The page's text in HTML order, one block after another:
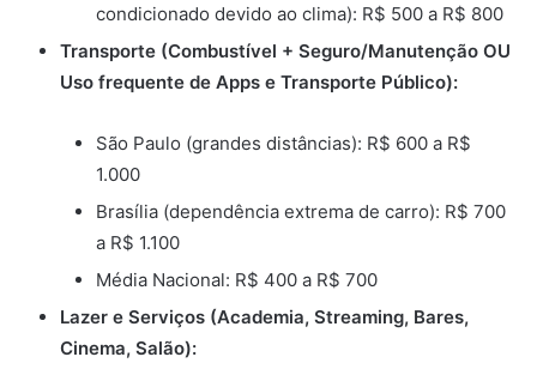
condicionado devido ao clima): R$ 500 a R$ 800
Transporte (Combustível + Seguro/Manutenção OU
Uso frequente de Apps e Transporte Público):
São Paulo (grandes distâncias): R$ 600 a R$
1.000
Brasília (dependência extrema de carro): R$ 700
a R$ 1.100
Média Nacional: R$ 400 a R$ 700
Lazer e Serviços (Academia, Streaming, Bares,
Cinema, Salão):